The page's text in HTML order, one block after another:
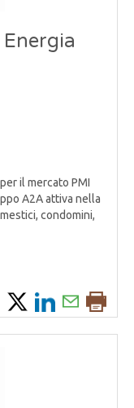
il mercato PMI
A2A attiva nella
condomini,